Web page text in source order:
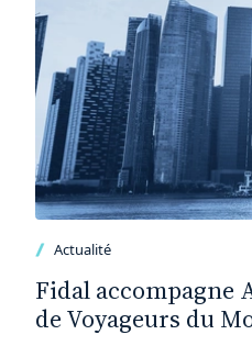
Actualité
Fidal accompagne
de Voyageurs du